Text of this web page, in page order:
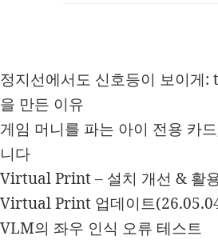
정지선에서도 신호등이 보이게
을 만든 이유
게임 머니를 파는 아이 전용 카드
니다
Virtual Print – 설치 개선 & 활
Virtual Print 업데이트
VLM의 좌우 인식 오류 테스트